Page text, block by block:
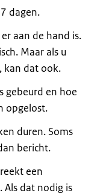
dagen.
aan de hand is.
Maar als u
kan dat ook.
gebeurd en hoe
opgelost.
duren. Soms
bericht.
een
Als dat nodig is